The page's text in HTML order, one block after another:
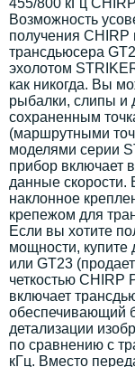
Возможность
получения
трансдьюсера
эхолотом
как никогда. Вы
рыбалки, слипы и
сохраненным
(маршрутными
моделями серии
прибор включает
данные скорости.
наклонное
крепежом для
Если вы хотите
мощности, купите
или GT23
четкостью CHIRP
включает
обеспечивающий
детализации
по сравнению с
кГц. Вместо